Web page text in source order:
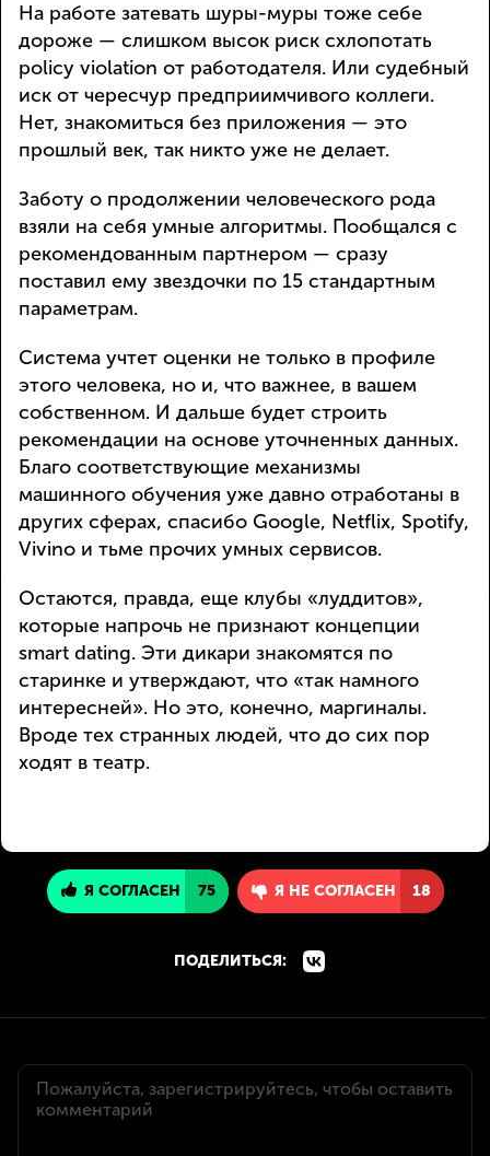
На работе затевать шуры-муры тоже себе
дороже — слишком высок риск схлопотать
policy violation от работодателя. Или судебный
иск от чересчур предприимчивого коллеги.
Нет, знакомиться без приложения — это
прошлый век, так никто уже не делает.
Заботу о продолжении человеческого рода
взяли на себя умные алгоритмы. Пообщался с
рекомендованным партнером — сразу
поставил ему звездочки по 15 стандартным
параметрам.
Система учтет оценки не только в профиле
этого человека, но и, что важнее, в вашем
собственном. И дальше будет строить
рекомендации на основе уточненных данных.
Благо соответствующие механизмы
машинного обучения уже давно отработаны в
других сферах, спасибо Google, Netflix, Spotify,
Vivino и тьме прочих умных сервисов.
Остаются, правда, еще клубы «луддитов»,
которые напрочь не признают концепции
smart dating. Эти дикари знакомятся по
старинке и утверждают, что «так намного
интересней». Но это, конечно, маргиналы.
Вроде тех странных людей, что до сих пор
ходят в театр.
Я СОГЛАСЕН 75 Я НЕ СОГЛАСЕН 18
ПОДЕЛИТЬСЯ: